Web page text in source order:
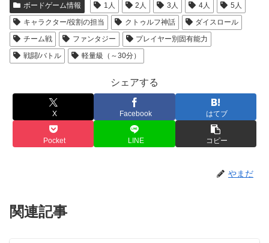
ボードゲーム情報 1人 2人 3人 4人
5人
キャラクター/役割の担当
クトゥルフ神話
ダイスロール
チーム戦
ファンタジー
プレイヤー別固有能力
戦闘/バトル
軽量級（～30分）
シェアする
X Facebook はてブ
Pocket LINE コピー
やまだ
関連記事